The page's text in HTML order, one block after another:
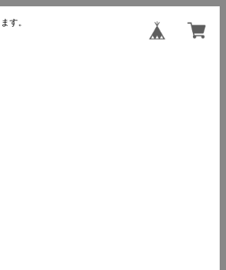
す。